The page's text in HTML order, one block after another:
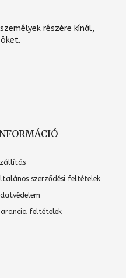
részére kínál,
szerződési feltételek
feltételek